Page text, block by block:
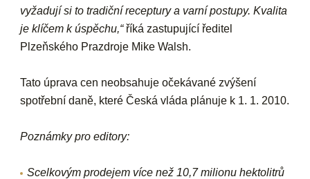
vyžadují si to tradiční receptury a varní postupy. Kvalita
je klíčem k úspěchu,“ říkázastupující ředitel
Plzeňského Prazdroje Mike Walsh.
Tato úprava cen neobsahuje očekávané zvýšení
spotřební daně, které Česká vláda plánuje k 1. 1. 2010.
Poznámky pro editory:
Scelkovým prodejem více než 10,7 milionu hektolitrů